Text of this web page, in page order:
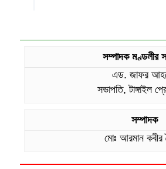
সম্পাদক মণ্ডলীর
এড. জাফর
সভাপতি, টাঙ্গাইল
সম্পাদক
মোঃ আরমান